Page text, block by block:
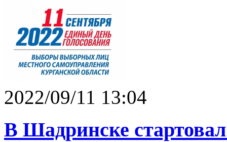
2022/09/11 13:04
В Шадринске